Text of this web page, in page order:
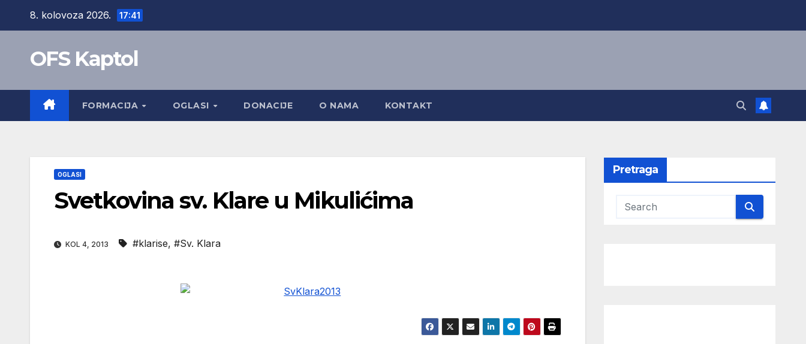
8. kolovoza 2026. 17:41
OFS Kaptol
FORMACIJA OGLASI DONACIJE O NAMA KONTAKT
OGLASI
Svetkovina sv. Klare u Mikulićima
KOL 4, 2013 #klarise, #Sv. Klara
Pretraga